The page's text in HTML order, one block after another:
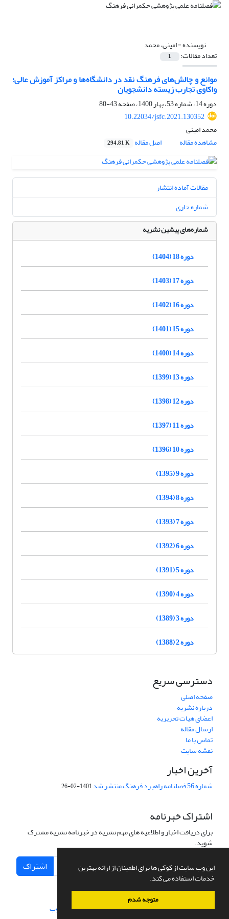
این وب سایت از کوکی ها برای اطمینان از ارائه بهترین
خدمات استفاده می کند.
متوجه شدم
نویسنده =امینی، محمد
تعداد مقالات: 1
موانع و چالش‌های فرهنگ نقد در دانشگاه‌ها و مراکز آموزش عالی؛
واکاوی تجارب زیسته دانشجویان
دوره 14، شماره 53، بهار 1400، صفحه
43-80
10.22034/jsfc.2021.130352
محمد امینی
مشاهده مقاله
اصل مقاله 294.81 K
مقالات آماده انتشار
شماره جاری
شماره‌های پیشین نشریه
دوره 18 (1404)
دوره 17 (1403)
دوره 16 (1402)
دوره 15 (1401)
دوره 14 (1400)
دوره 13 (1399)
دوره 12 (1398)
دوره 11 (1397)
دوره 10 (1396)
دوره 9 (1395)
دوره 8 (1394)
دوره 7 (1393)
دوره 6 (1392)
دوره 5 (1391)
دوره 4 (1390)
دوره 3 (1389)
دوره 2 (1388)
دسترسی سریع
صفحه اصلی
درباره نشریه
اعضای هیات تحریریه
ارسال مقاله
تماس با ما
نقشه سایت
آخرین اخبار
شماره 56 فصلنامه راهبرد فرهنگ منتشر شد 1401-02-26
اشتراک خبرنامه
برای دریافت اخبار و اطلاعیه های مهم نشریه در خبرنامه نشریه مشترک
شوید.
اشتراک
سامانه مدیریت نشریات علمی.طراحی و پیاده سازی از سیناوب